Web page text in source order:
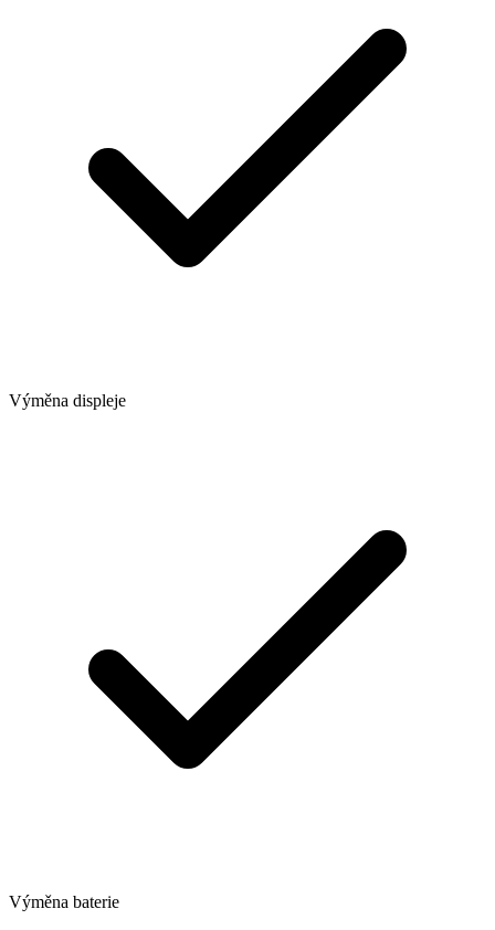
Výměna displeje
Výměna baterie